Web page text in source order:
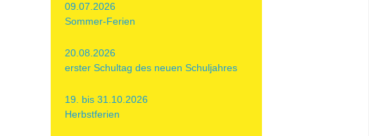
09.07.2026
Sommer-Ferien
20.08.2026
erster Schultag des neuen Schuljahres
19. bis 31.10.2026
Herbstferien